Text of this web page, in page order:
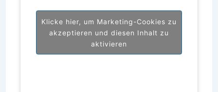
Klicke hier, um Marketing-Cookies zu
akzeptieren und diesen Inhalt zu
aktivieren